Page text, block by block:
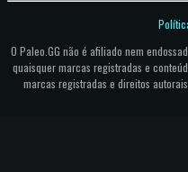
O Paleo.GG não é afiliado nem
quaisquer marcas registradas e
marcas registradas e direitos